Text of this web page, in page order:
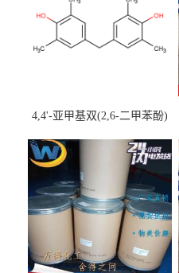
4,4'-亚甲基双(2,6-二甲苯酚)